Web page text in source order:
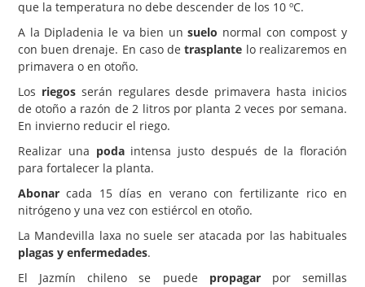
que la temperatura no debe descender de los 10 ºC.
A la Dipladenia le va bien unsuelo normal con compost y
con buen drenaje. En caso detrasplante lo realizaremos en
primavera o en otoño.
Los riegosserán regulares desde primavera hasta inicios
de otoño a razón de 2 litros por planta 2 veces por semana.
En invierno reducir el riego.
Realizar una podaintensa justo después de la floración
para fortalecer la planta.
Abonar cada 15 días en verano con fertilizante rico en
nitrógeno y una vez con estiércol en otoño.
La Mandevilla laxa no suele ser atacada por las habituales
plagas y enfermedades.
El Jazmín chileno se puede propagarpor semillas